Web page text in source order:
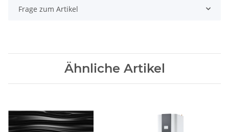
Frage zum Artikel
Ähnliche Artikel